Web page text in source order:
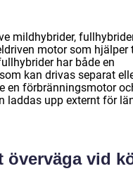
mildhybrider,
motor som hjälper
har både en
kan drivas separat
en förbränningsmotor
laddas upp externt för
överväga vid